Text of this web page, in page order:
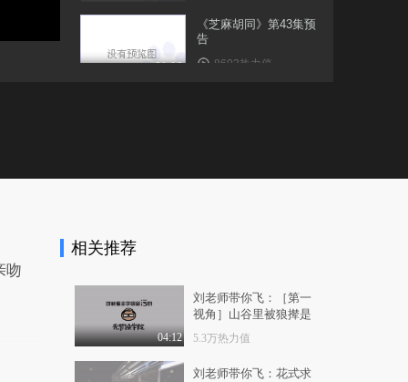
01:13
《芝麻胡同》第43集预
告
8603热力值
06:18
06:18
《全都是泡菜》第43集
预告
相关推荐
04:12
刘老师带你飞：［第一
视角］山谷里被狼撵是
一种怎样的体验
5.3万热力值
刘老师带你飞：花式求
吻